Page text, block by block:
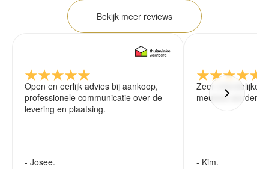
Bekijk meer reviews
Open en eerlijk advies bij aankoop,
professionele communicatie over de
levering en plaatsing.
- Josee.
Zeer vriendelijke
meubels worden
- Kim.